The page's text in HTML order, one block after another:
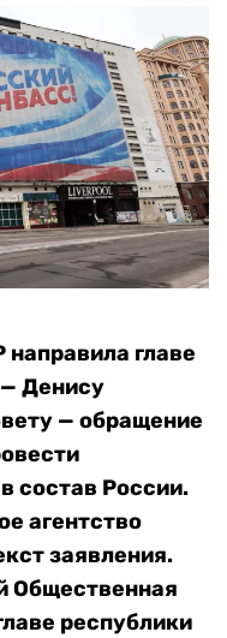
главе
Денису
— обращение
состав России.
агентство
заявления.
Общественная
республики